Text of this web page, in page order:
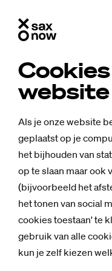
website
Als je onze website
geplaatst op je
het bijhouden van
op te slaan maar ook
(bijvoorbeeld het
het tonen van social
cookies toestaan' te
gebruik van alle
kun je zelf kiezen